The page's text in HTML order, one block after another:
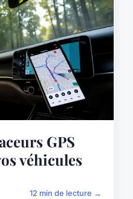
GPS
véhicules
12 min de lecture →